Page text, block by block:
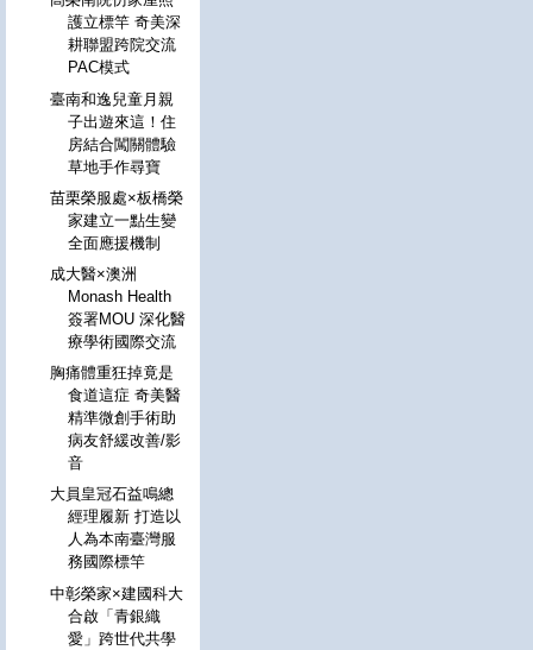
護立標竿 奇美深
耕聯盟跨院交流
PAC模式
臺南和逸兒童月親
子出遊來這！住
房結合闖關體驗
草地手作尋寶
苗栗榮服處×板橋榮
家建立一點生變
全面應援機制
成大醫×澳洲
Monash Health
簽署MOU 深化醫
療學術國際交流
胸痛體重狂掉竟是
食道這症 奇美醫
精準微創手術助
病友舒緩改善/影
音
大員皇冠石益鳴總
經理履新 打造以
人為本南臺灣服
務國際標竿
中彰榮家×建國科大
合啟「青銀織
愛」跨世代共學